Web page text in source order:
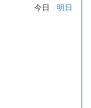
今日 明日